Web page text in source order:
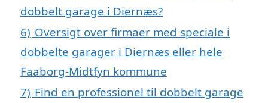
dobbelt garage i Diernæs?
6) Oversigt over firmaer med speciale i
dobbelte garager i Diernæs eller hele
Faaborg-Midtfyn kommune
7) Find en professionel til dobbelt garage